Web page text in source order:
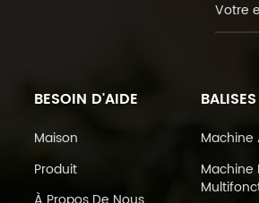
BESOIN D'AIDE
Maison
Produit
Machine
Machine